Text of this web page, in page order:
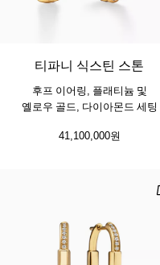
티파니 식스틴 스톤
후프 이어링, 플래티늄 및
옐로우 골드, 다이아몬드 세팅
41,100,000원